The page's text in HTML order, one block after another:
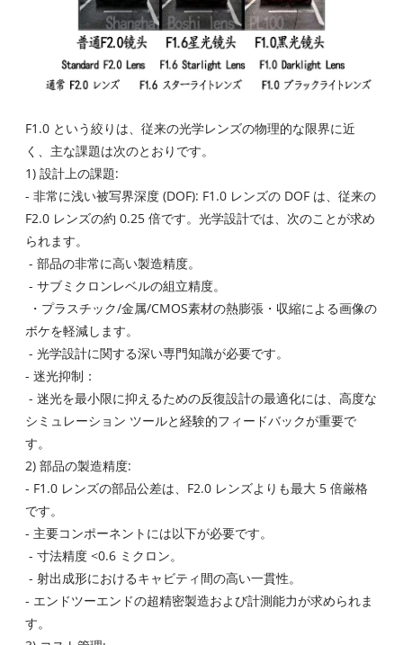
F1.0 という絞りは、従来の光学レンズの物理的な限界に近
く、主な課題は次のとおりです。
1) 設計上の課題:
- 非常に浅い被写界深度 (DOF): F1.0 レンズの DOF は、従来の
F2.0 レンズの約 0.25 倍です。光学設計では、次のことが求め
られます。
- 部品の非常に高い製造精度。
- サブミクロンレベルの組立精度。
・プラスチック/金属/CMOS素材の熱膨張・収縮による画像の
ボケを軽減します。
- 光学設計に関する深い専門知識が必要です。
- 迷光抑制：
- 迷光を最小限に抑えるための反復設計の最適化には、高度な
シミュレーション ツールと経験的フィードバックが重要で
す。
2) 部品の製造精度:
- F1.0 レンズの部品公差は、F2.0 レンズよりも最大 5 倍厳格
です。
- 主要コンポーネントには以下が必要です。
- 寸法精度 <0.6 ミクロン。
- 射出成形におけるキャビティ間の高い一貫性。
- エンドツーエンドの超精密製造および計測能力が求められま
す。